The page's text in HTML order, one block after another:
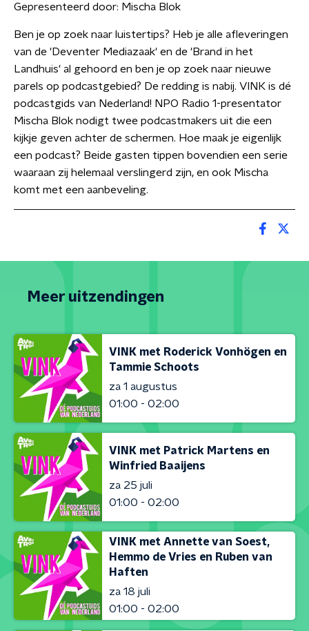
Gepresenteerd door: Mischa Blok
Ben je op zoek naar luistertips? Heb je alle afleveringen
van de 'Deventer Mediazaak' en de 'Brand in het
Landhuis' al gehoord en ben je op zoek naar nieuwe
parels op podcastgebied? De redding is nabij. VINK is dé
podcastgids van Nederland! NPO Radio 1-presentator
Mischa Blok nodigt twee podcastmakers uit die een
kijkje geven achter de schermen. Hoe maak je eigenlijk
een podcast? Beide gasten tippen bovendien een serie
waaraan zij helemaal verslingerd zijn, en ook Mischa
komt met een aanbeveling.
Meer uitzendingen
VINK met Roderick Vonhögen en
Tammie Schoots
za 1 augustus
01:00 - 02:00
VINK met Patrick Martens en
Winfried Baaijens
za 25 juli
01:00 - 02:00
VINK met Annette van Soest,
Hemmo de Vries en Ruben van
Haften
za 18 juli
01:00 - 02:00